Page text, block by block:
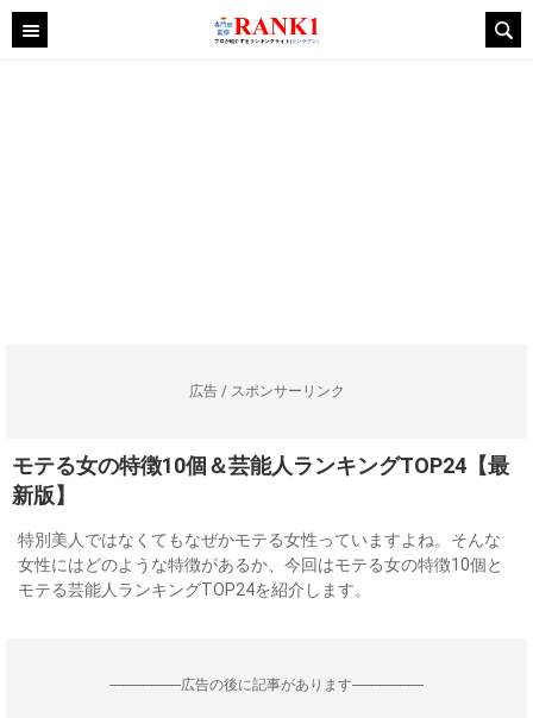
広告 / スポンサーリンク
モテる女の特徴10個＆芸能人ランキングTOP24【最
新版】
特別美人ではなくてもなぜかモテる女性っていますよね。そんな
女性にはどのような特徴があるか、今回はモテる女の特徴10個と
モテる芸能人ランキングTOP24を紹介します。
--------------------広告の後に記事があります--------------------